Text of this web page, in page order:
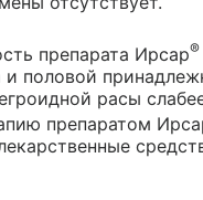
препарата Ирсар®
и половой
расы
препаратом